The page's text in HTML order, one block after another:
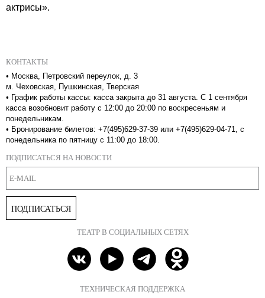
актрисы».
КОНТАКТЫ
• Москва, Петровский переулок, д. 3
м. Чеховская, Пушкинская, Тверская
• График работы кассы: касса закрыта до 31 августа. С 1 сентября
касса возобновит работу с 12:00 до 20:00 по воскресеньям и
понедельникам.
• Бронирование билетов: +7(495)629-37-39 или +7(495)629-04-71, с
понедельника по пятницу с 11:00 до 18:00.
ПОДПИСАТЬСЯ НА НОВОСТИ
ПОДПИСАТЬСЯ
ТЕАТР В СОЦИАЛЬНЫХ СЕТЯХ
ТЕХНИЧЕСКАЯ ПОДДЕРЖКА